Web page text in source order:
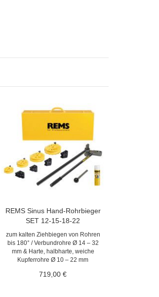
REMS Sinus Hand-Rohrbieger
SET 12-15-18-22
zum kalten Ziehbiegen von Rohren
bis 180° / Verbundrohre Ø 14 – 32
mm & Harte, halbharte, weiche
Kupferrohre Ø 10 – 22 mm
719,00 €